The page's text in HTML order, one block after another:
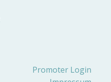
Promoter Login